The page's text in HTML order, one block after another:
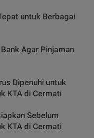
untuk Berbagai
Agar Pinjaman
Dipenuhi untuk
KTA di Cermati
Sebelum
KTA di Cermati